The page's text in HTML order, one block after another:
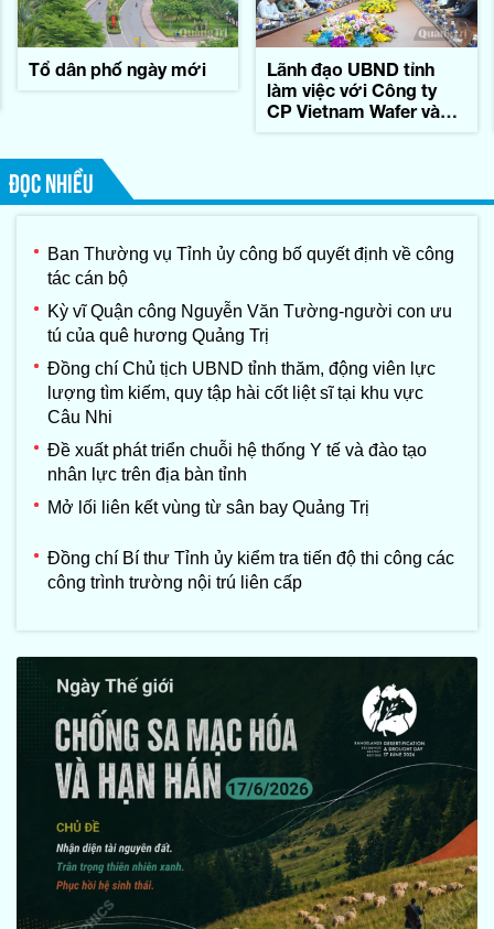
Tổ dân phố ngày mới
Lãnh đạo UBND tỉnh
làm việc với Công ty
CP Vietnam Wafer và
ĐỌC NHIỀU
Ban Thường vụ Tỉnh ủy công bố quyết định về công
tác cán bộ
Kỳ vĩ Quận công Nguyễn Văn Tường-người con ưu
tú của quê hương Quảng Trị
Đồng chí Chủ tịch UBND tỉnh thăm, động viên lực
lượng tìm kiếm, quy tập hài cốt liệt sĩ tại khu vực
Câu Nhi
Đề xuất phát triển chuỗi hệ thống Y tế và đào tạo
nhân lực trên địa bàn tỉnh
Mở lối liên kết vùng từ sân bay Quảng Trị
Đồng chí Bí thư Tỉnh ủy kiểm tra tiến độ thi công các
công trình trường nội trú liên cấp